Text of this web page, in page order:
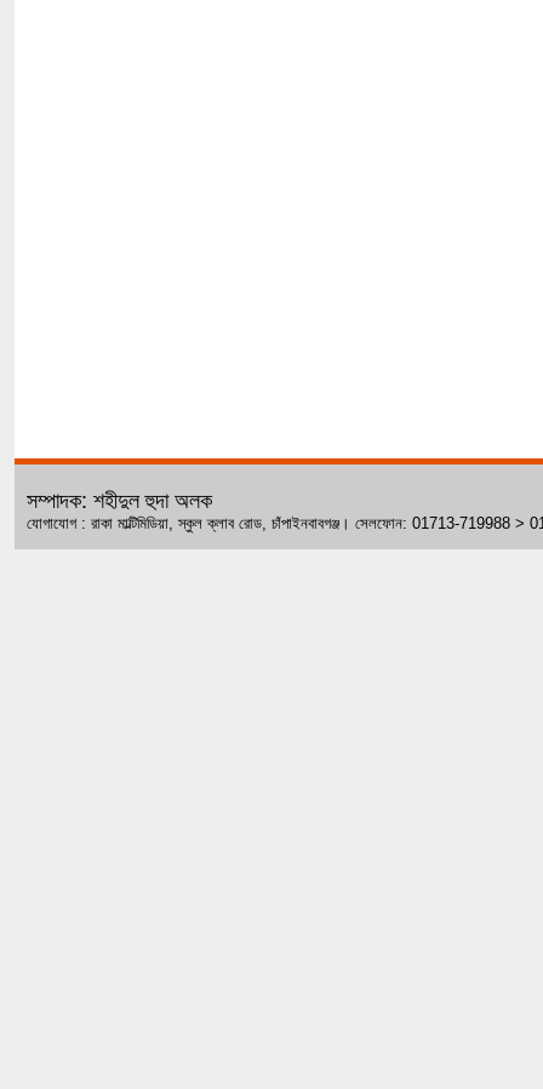
সম্পাদক: শহীদুল হুদা অলক
যোগাযোগ : রাকা মাল্টিমিডিয়া, স্কুল ক্লাব রোড, চাঁপাইনবাবগঞ্জ। সেলফোন: 01713-